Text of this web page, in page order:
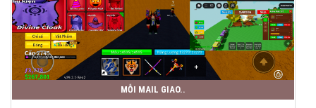
MỖI MAIL GIAO..